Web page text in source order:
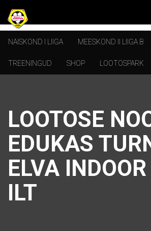
NAISKOND I LIIGA MEESKOND II LIIGA B
TREENINGUD SHOP LOOTOSPARK
LOOTOSE
EDUKAS
ELVA
ILT